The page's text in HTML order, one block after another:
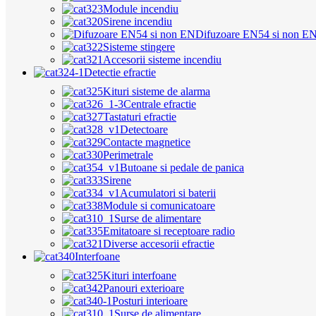
Module incendiu
Sirene incendiu
Difuzoare EN54 si non
Sisteme stingere
Accesorii sisteme incendiu
Detectie efractie
Kituri sisteme de alarma
Centrale efractie
Tastaturi efractie
Detectoare
Contacte magnetice
Perimetrale
Butoane si pedale de panica
Sirene
Acumulatori si baterii
Module si comunicatoare
Surse de alimentare
Emitatoare si receptoare radio
Diverse accesorii efractie
Interfoane
Kituri interfoane
Panouri exterioare
Posturi interioare
Surse de alimentare